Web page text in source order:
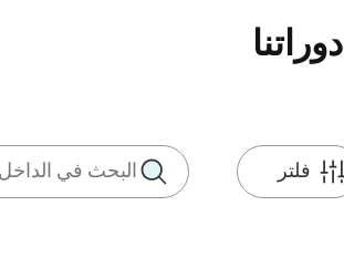
دوراتنا
فلتر